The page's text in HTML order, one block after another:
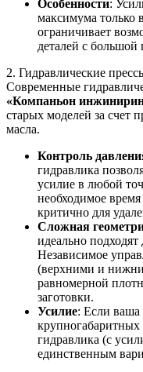
Особенности:
максимума только
ограничивает
деталей с
2. Гидравлические
Современные
«Компаньон
старых моделей за счет
масла.
Контроль
гидравлика
усилие в любой
необходимое
критично для
Сложная
идеально
Независимое
(верхними и
равномерной
заготовки.
Усилие: Если ваша
крупногабаритных
гидравлика (с
единственным